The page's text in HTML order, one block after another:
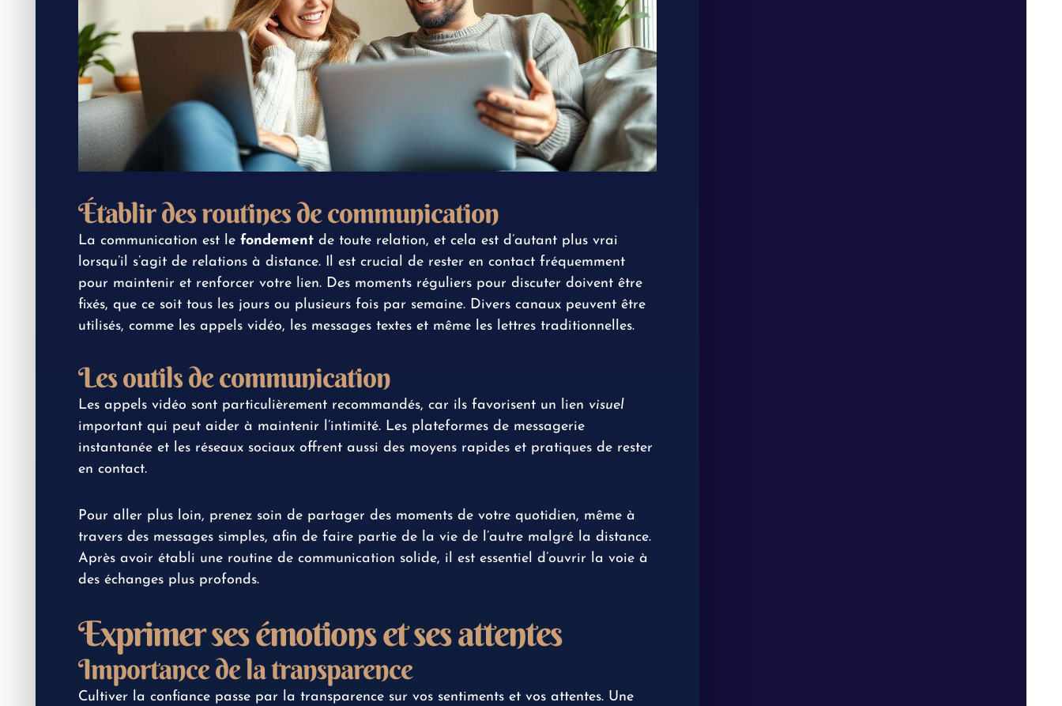
Établir des routines de communication
La communication est le fondement de toute relation, et cela est d’autant plus vrai
lorsqu’il s’agit de relations à distance. Il est crucial de rester en contact fréquemment
pour maintenir et renforcer votre lien. Des moments réguliers pour discuter doivent être
fixés, que ce soit tous les jours ou plusieurs fois par semaine. Divers canaux peuvent être
utilisés, comme les appels vidéo, les messages textes et même les lettres traditionnelles.
Les outils de communication
Les appels vidéo sont particulièrement recommandés, car ils favorisent un lien visuel
important qui peut aider à maintenir l’intimité. Les plateformes de messagerie
instantanée et les réseaux sociaux offrent aussi des moyens rapides et pratiques de rester
en contact.
Pour aller plus loin, prenez soin de partager des moments de votre quotidien, même à
travers des messages simples, afin de faire partie de la vie de l’autre malgré la distance.
Après avoir établi une routine de communication solide, il est essentiel d’ouvrir la voie à
des échanges plus profonds.
Exprimer ses émotions et ses attentes
Importance de la transparence
Cultiver la confiance passe par la transparence sur vos sentiments et vos attentes. Une